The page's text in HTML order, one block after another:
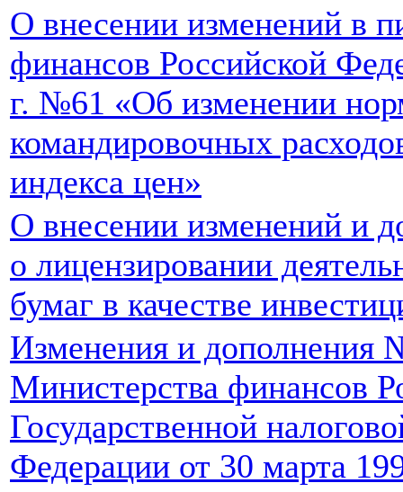
О внесении изменений в
финансов Российской
г. №61 «Об изменении
командировочных
индекса цен»
О внесении изменений и
о лицензировании
бумаг в качестве
Изменения и дополнения
Министерства финансов
Государственной
Федерации от 30 марта